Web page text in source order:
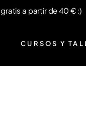
CURSOS Y
a partir de 40 € :)